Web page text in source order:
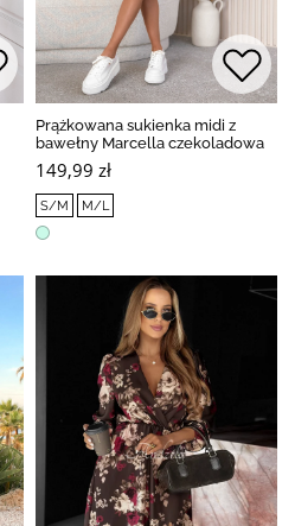
Prążkowana sukienka midi z
bawełny Marcella czekoladowa
149,99 zł
S/M M/L